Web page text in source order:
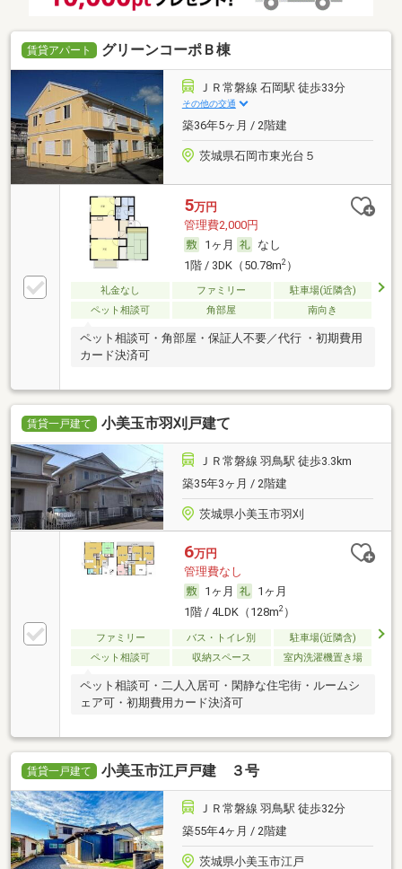
賃貸アパート グリーンコーポＢ棟
ＪＲ常磐線 石岡駅 徒歩33分
その他の交通
築36年5ヶ月 / 2階建
茨城県石岡市東光台５
5万円
管理費2,000円
1ヶ月
なし
1階 / 3DK（50.78m2）
礼金なし ファミリー
駐車場(近隣含)
ペット相談可
角部屋 南向き
ペット相談可・角部屋・保証人不要／代行 ・初期費用
カード決済可
賃貸一戸建て 小美玉市羽刈戸建て
ＪＲ常磐線 羽鳥駅 徒歩3.3km
築35年3ヶ月 / 2階建
茨城県小美玉市羽刈
6万円
管理費なし
1ヶ月
1ヶ月
1階 / 4LDK（128m2）
ファミリー バス・トイレ別
駐車場(近隣含)
ペット相談可
収納スペース 室内洗濯機置き場
ペット相談可・二人入居可・閑静な住宅街・ルームシ
ェア可・初期費用カード決済可
賃貸一戸建て 小美玉市江戸戸建 ３号
ＪＲ常磐線 羽鳥駅 徒歩32分
築55年4ヶ月 / 2階建
茨城県小美玉市江戸